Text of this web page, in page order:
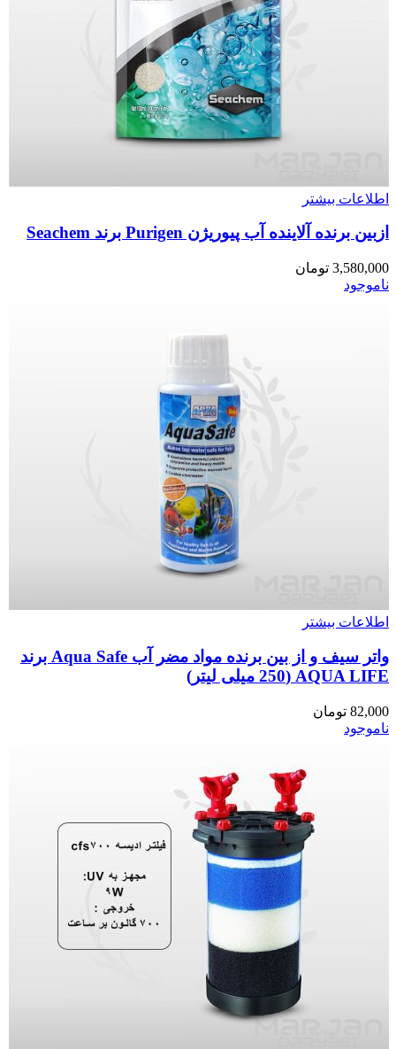
اطلاعات بیشتر
ازبین برنده آلاینده آب پیوریژن Purigen برند Seachem
3,580,000 تومان
ناموجود
اطلاعات بیشتر
واتر سیف و از بین برنده مواد مضر آب Aqua Safe برند
AQUA LIFE (250 میلی لیتر)
82,000 تومان
ناموجود